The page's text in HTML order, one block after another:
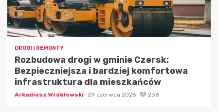
DROGI I REMONTY
Rozbudowa drogi w gminie Czersk:
Bezpieczniejsza i bardziej komfortowa
infrastruktura dla mieszkańców
Arkadiusz Wróblewski 29 czerwca 2026 238